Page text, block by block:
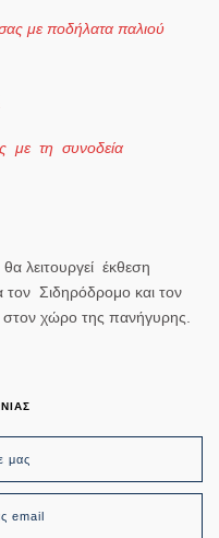
με ποδήλατα παλιού
με τη συνοδεία
λειτουργεί έκθεση
τον Σιδηρόδρομο και τον
χώρο της πανήγυρης.
μας
email